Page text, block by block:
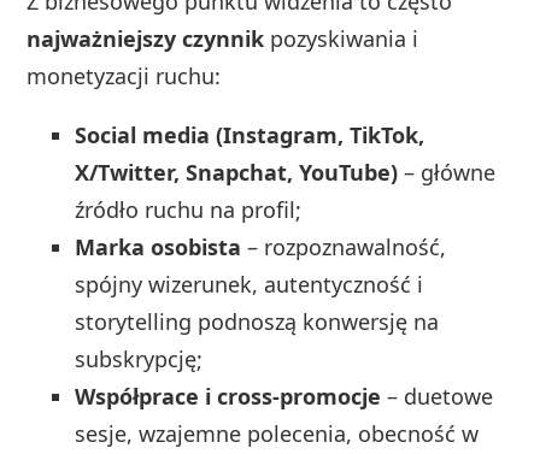
najważniejszy czynnik pozyskiwania i
monetyzacji ruchu:
Social media (Instagram, TikTok,
X/Twitter, Snapchat, YouTube) – główne
źródło ruchu na profil;
Marka osobista – rozpoznawalność,
spójny wizerunek, autentyczność i
storytelling podnoszą konwersję na
subskrypcję;
Współprace i cross‑promocje – duetowe
sesje, wzajemne polecenia, obecność w